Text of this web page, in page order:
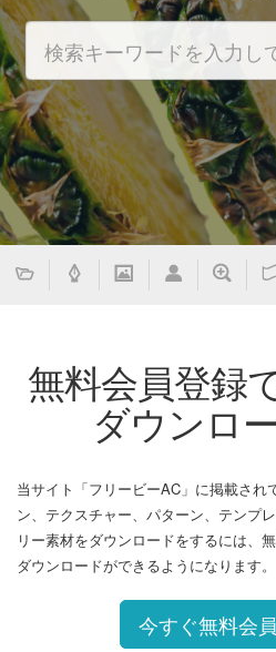
無料会員登録
ダウンロ
当サイト「フリービーAC」に掲載され
ン、テクスチャー、パターン、テンプ
リー素材をダウンロードをするには、
ダウンロードができるようになります。
今すぐ無料会